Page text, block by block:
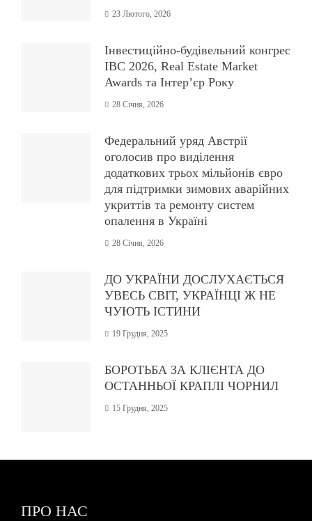
23 Лютого, 2026
Інвестиційно-будівельний конгрес
IBC 2026, Real Estate Market
Awards та Інтер’єр Року
28 Січня, 2026
Федеральний уряд Австрії
оголосив про виділення
додаткових трьох мільйонів євро
для підтримки зимових аварійних
укриттів та ремонту систем
опалення в Україні
28 Січня, 2026
ДО УКРАЇНИ ДОСЛУХАЄТЬСЯ
УВЕСЬ СВІТ, УКРАЇНЦІ Ж НЕ
ЧУЮТЬ ІСТИНИ
19 Грудня, 2025
БОРОТЬБА ЗА КЛІЄНТА ДО
ОСТАННЬОЇ КРАПЛІ ЧОРНИЛ
15 Грудня, 2025
ПРО НАС